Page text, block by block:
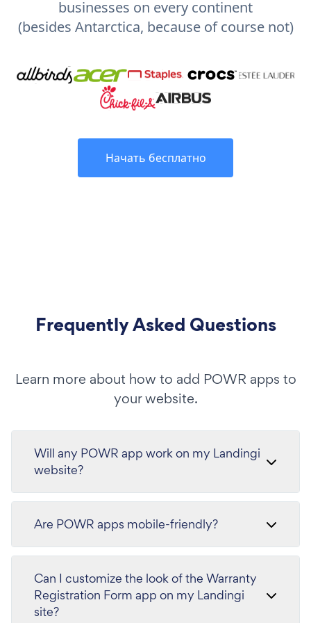
businesses on every continent
(besides Antarctica, because of course not)
Начать бесплатно
Frequently Asked Questions
Learn more about how to add POWR apps to
your website.
Will any POWR app work on my Landingi
website?
Are POWR apps mobile-friendly?
Can I customize the look of the Warranty
Registration Form app on my Landingi
site?